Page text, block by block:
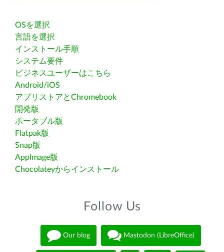
OSを選択
言語を選択
インストール手順
システム要件
ビジネスユーザーはこちら
Android/iOS
アプリストアとChromebook
開発版
ポータブル版
Flatpak版
Snap版
AppImage版
Chocolateyからインストール
Follow Us
Our blog Mastodon (LibreOffice)